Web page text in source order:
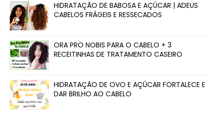
HIDRATAÇÃO DE BABOSA E AÇÚCAR | ADEUS
CABELOS FRÁGEIS E RESSECADOS
ORA PRO NOBIS PARA O CABELO + 3
RECEITINHAS DE TRATAMENTO CASEIRO
HIDRATAÇÃO DE OVO E AÇÚCAR FORTALECE E
DAR BRILHO AO CABELO